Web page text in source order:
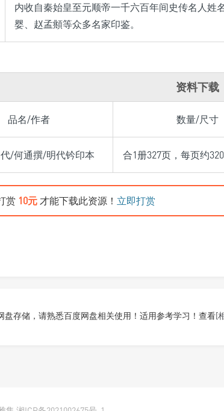
内收自秦始皇至元顺帝一千六百年间史传名人姓
婴、赵孟頫等众多名家印鉴。
资料下载
品名/作者 数量/尺寸
/何通撰/明代钤印本 合1册327页，每页约
赏 10元 才能下载此资源！ 立即打赏
盘存储，请熟悉百度网盘相关使用！适用参考学习！查看[